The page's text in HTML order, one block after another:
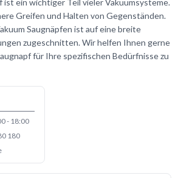
ist ein wichtiger Teil vieler Vakuumsysteme.
Greifen und Halten von Gegenständen.
Saugnäpfen ist auf eine breite
zugeschnitten. Wir helfen Ihnen gerne
für Ihre spezifischen Bedürfnisse zu
- 18:00
180